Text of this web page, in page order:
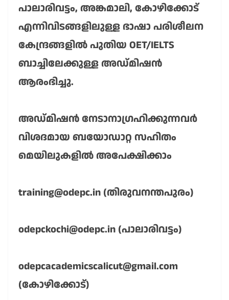
പാലാരിവട്ടം, അങ്കമാലി, കോഴിക്കോട്
എന്നിവിടങ്ങളിലുള്ള ഭാഷാ പരിശീലന
കേന്ദ്രങ്ങളിൽ പുതിയ OET/IELTS
ബാച്ചിലേക്കുള്ള അഡ്മിഷൻ
ആരംഭിച്ചു.
അഡ്മിഷൻ നേടാനാഗ്രഹിക്കുന്നവർ
വിശദമായ ബയോഡാറ്റ സഹിതം
മെയിലുകളിൽ അപേക്ഷിക്കാം
training@odepc.in (തിരുവനന്തപുരം)
odepckochi@odepc.in (പാലാരിവട്ടം)
odepcacademicscalicut@gmail.com
(കോഴിക്കോട്)